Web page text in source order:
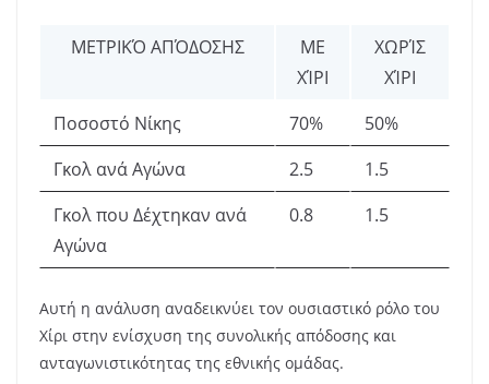
ΜΕΤΡΙΚΌ ΑΠΌΔΟΣΗΣ
ΜΕ
ΧΊΡΙ
ΧΩΡΊΣ
ΧΊΡΙ
Ποσοστό Νίκης
70%
50%
Γκολ ανά Αγώνα
2.5
1.5
Γκολ που Δέχτηκαν ανά
Αγώνα
0.8 1.5
Αυτή η ανάλυση αναδεικνύει τον ουσιαστικό ρόλο του
Χίρι στην ενίσχυση της συνολικής απόδοσης και
ανταγωνιστικότητας της εθνικής ομάδας.